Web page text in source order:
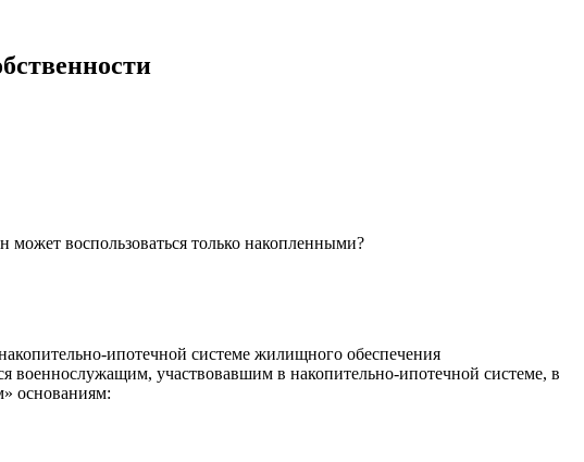
воспользоваться только накопленными?
ипотечной системе жилищного обеспечения
военнослужащим, участвовавшим в накопительно-ипотечной системе, в
основаниям: